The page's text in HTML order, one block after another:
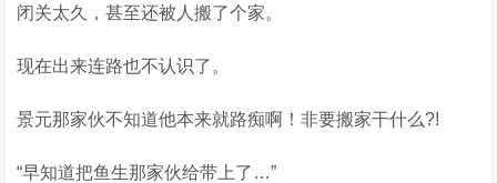
闭关太久，甚至还被人搬了个家。
现在出来连路也不认识了。
景元那家伙不知道他本来就路痴啊！非要搬家干什么?!
“早知道把鱼生那家伙给带上了…”